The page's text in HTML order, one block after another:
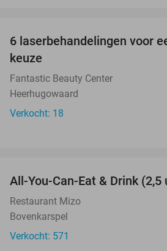
6 laserbehandelingen voor
keuze
Fantastic Beauty Center
Heerhugowaard
Verkocht: 18
All-You-Can-Eat & Drink (2,5
Restaurant Mizo
Bovenkarspel
Verkocht: 571